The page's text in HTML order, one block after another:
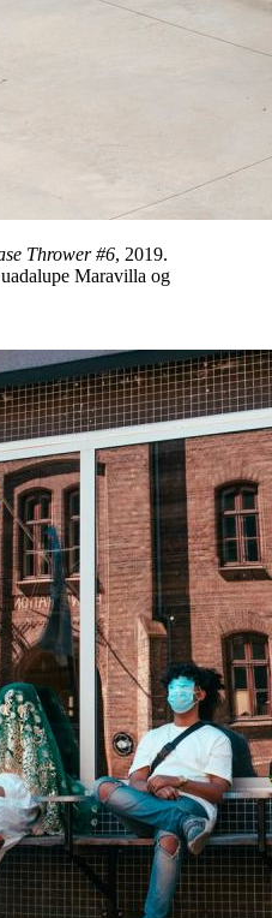
Thrower #6, 2019.
Maravilla og